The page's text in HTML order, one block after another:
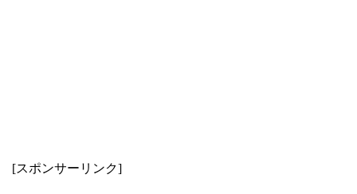
[スポンサーリンク]